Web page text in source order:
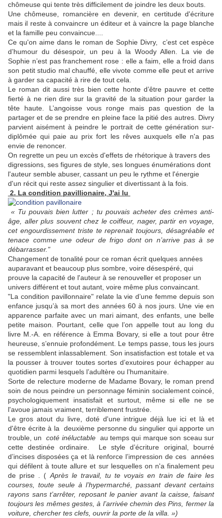
chômeuse qui tente très difficilement de joindre les deux bouts.
Une chômeuse, romancière en devenir, en certitude d'écriture
mais il reste à convaincre un éditeur et à vaincre la page blanche
et la famille peu convaincue....
Ce qu'on aime dans le roman de Sophie Divry, c’est cet espèce
d’humour du désespoir, un peu à la Woody Allen. La vie de
Sophie n’est pas franchement rose : elle a faim, elle a froid dans
son petit studio mal chauffé, elle vivote comme elle peut et arrive
à garder sa capacité à rire de tout cela.
Le roman dit aussi très bien cette honte d’être pauvre et cette
fierté à ne rien dire sur la gravité de la situation pour garder la
tête haute. L’angoisse vous ronge mais pas question de la
partager et de se prendre en pleine face la pitié des autres. Divry
parvient aisément à peindre le portrait de cette génération sur-
diplômée qui paie au prix fort les rêves auxquels elle n'a pas
envie de renoncer.
On regrette un peu un excès d'effets de rhétorique à travers des
digressions, ses figures de style, ses longues énumérations dont
l'auteur semble abuser, cassant un peu le rythme et l'énergie
d'un récit qui reste assez singulier et divertissant à la fois.
2. La condition pavillionaire, J'ai lu
« Tu pouvais bien lutter ; tu pouvais acheter des crèmes anti-
âge, aller plus souvent chez le coiffeur, nager, partir en voyage,
cet engourdissement triste te reprenait toujours, désagréable et
tenace comme une odeur de frigo dont on n’arrive pas à se
débarrasser."
Changement de tonalité pour ce roman écrit quelques années
auparavant et beaucoup plus sombre, voire désespéré, qui
prouve la capacité de l'auteur à se renouveller et proposer un
univers différent et tout autant, voire même plus convaincant.
"La condition pavillonnaire" relate la vie d’une femme depuis son
enfance jusqu’à sa mort des années 60 à nos jours. Une vie en
apparence parfaite avec un mari aimant, des enfants, une belle
petite maison. Pourtant, celle que l’on appelle tout au long du
livre M.-A. en référence à Emma Bovary, si elle a tout pour être
heureuse, s’ennuie profondément. Le temps passe, tous les jours
se ressemblent inlassablement. Son insatisfaction est totale et va
la pousser à trouver toutes sortes d’exutoires pour échapper au
quotidien parmi lesquels l’adultère ou l’humanitaire.
Sorte de relecture moderne de Madame Bovary, le roman prend
soin de nous peindre un personnage féminin socialement coincé,
psychologiquement insatisfait et surtout, même si elle ne se
l'avoue jamais vraiment, terriblement frustrée.
Le gros atout du livre, doté d'une intrigue déjà lue ici et là et
d'être écrite à la deuxième personne du singulier qui apporte un
trouble, un
coté inéluctable au temps qui marque son sceau sur
cette destinée ordinaire. Le style d’écriture original, bourré
d’incises disposées ça et là renforce l’impression de ces années
qui défilent à toute allure et sur lesquelles on n'a finalement peu
de prise . ( Après le travail, tu te voyais en train de faire les
courses, toute seule à l’hypermarché, passant devant certains
rayons sans t’arrêter, reposant le panier avant la caisse, faisant
toujours les mêmes gestes, à l’arrivée chemin des Pins, fermer la
voiture, chercher tes clefs, ouvrir la porte de la villa. »)